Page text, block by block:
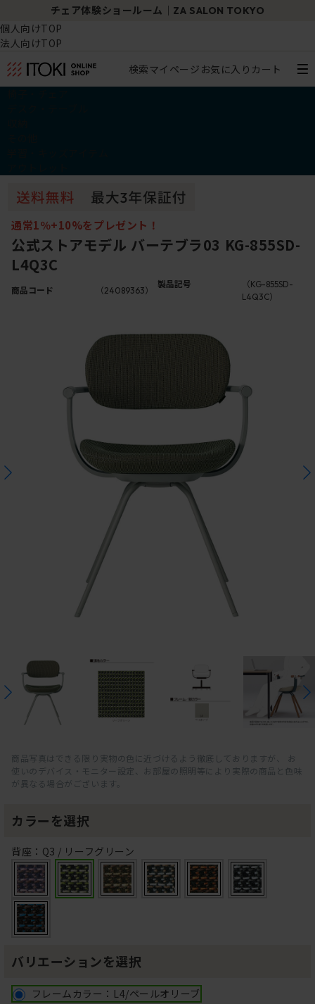
チェア体験ショールーム｜ZA SALON TOKYO
個人向けTOP
法人向けTOP
検索マイページ お気に入り カート
通常1％+10%をプレゼント！
公式ストアモデル バーテブラ03 KG-855SD-
L4Q3C
商品コード （24089363）
製品記号
（KG-855SD-
L4Q3C）
商品写真はできる限り実物の色に近づけるよう徹底しておりますが、 お
使いのデバイス・モニター設定、お部屋の照明等により実際の商品と色味
が異なる場合がございます。
カラーを選択
背座：Q3 / リーフグリーン
バリエーションを選択
フレームカラー：L4/ペールオリーブ